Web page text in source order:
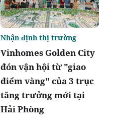
Vinhomes Golden City
đón vận hội từ "giao
điểm vàng" của 3 trục
tăng trưởng mới tại
Hải Phòng
Nhận định thị trường